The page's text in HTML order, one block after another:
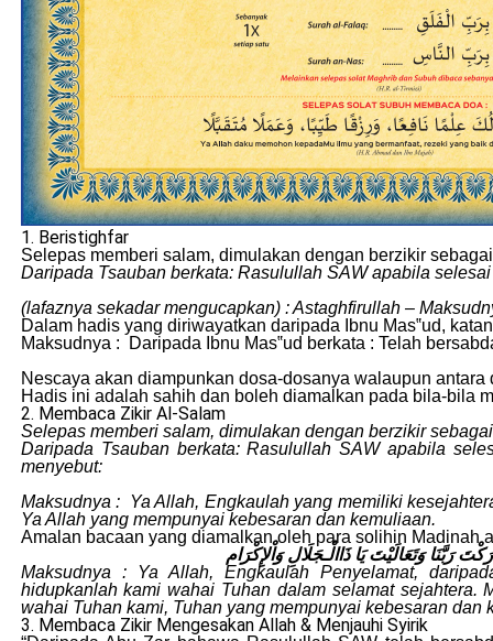
1. Beristighfar
Selepas memberi salam, dimulakan dengan berzikir
Daripada Tsauban berkata: Rasulullah SAW apabila
(lafaznya sekadar mengucapkan) : Astaghfirullah –
Dalam hadis yang diriwayatkan daripada Ibnu Mas‟ud,
Maksudnya : Daripada Ibnu Mas‟ud berkata : Telah
Nescaya akan diampunkan dosa-dosanya walaupun
Hadis ini adalah sahih dan boleh diamalkan pada bila-bila
2. Membaca Zikir Al-Salam
Selepas memberi salam, dimulakan dengan berzikir
Daripada Tsauban berkata: Rasulullah SAW apabila
menyebut:
Maksudnya : Ya Allah, Engkaulah yang memiliki
Ya Allah yang mempunyai kebesaran dan kemuliaan.
Amalan bacaan yang diamalkan oleh para solihin Madinah
رَبَّنَا وَتَعَالَيْتَ يَا ذَاالْـجَلَالِ وَاْلإِكْرَام
Maksudnya : Ya Allah, Engkaulah Penyelamat,
hidupkanlah kami wahai Tuhan dalam selamat sejahtera.
wahai Tuhan kami, Tuhan yang mempunyai kebesaran
3. Membaca Zikir Mengesakan Allah & Menjauhi Syirik